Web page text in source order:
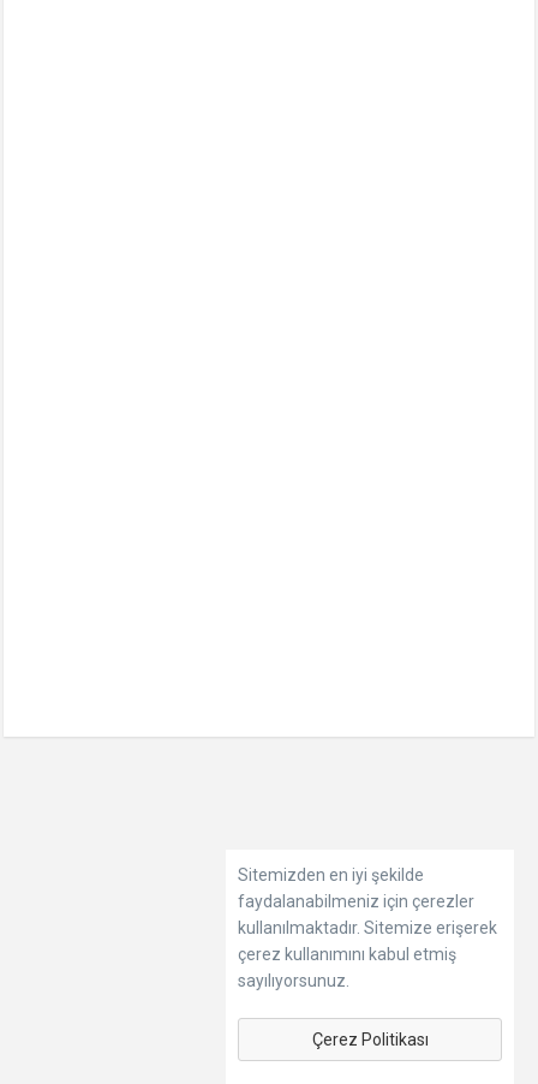
Sitemizden en iyi şekilde
faydalanabilmeniz için çerezler
kullanılmaktadır. Sitemize erişerek
çerez kullanımını kabul etmiş
sayılıyorsunuz.
Çerez Politikası